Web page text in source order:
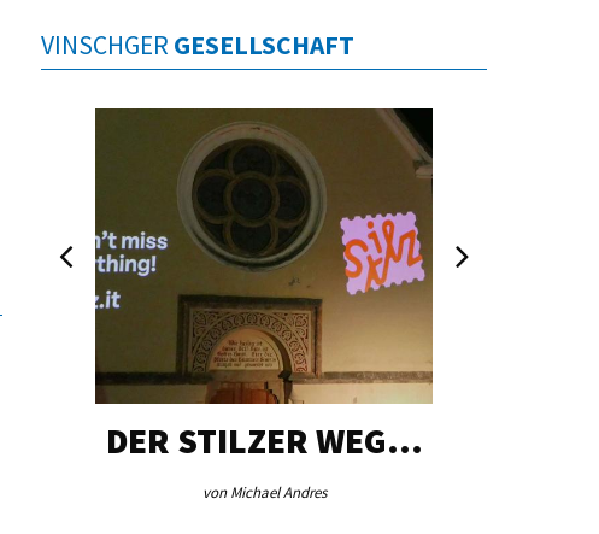
VINSCHGER GESELLSCHAFT
DER STILZER WEG…
von Michael Andres